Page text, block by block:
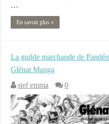
…
En savoir plus »
La guilde marchande de
Glénat Manga
stef emma
0